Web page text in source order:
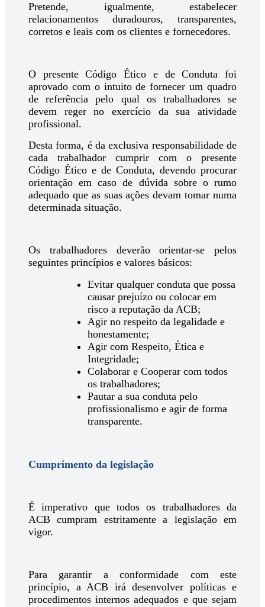
Pretende, igualmente, estabelecer
relacionamentos duradouros, transparentes,
corretos e leais com os clientes e fornecedores.
O presente Código Ético e de Conduta foi
aprovado com o intuito de fornecer um quadro
de referência pelo qual os trabalhadores se
devem reger no exercício da sua atividade
profissional.
Desta forma, é da exclusiva responsabilidade de
cada trabalhador cumprir com o presente
Código Ético e de Conduta, devendo procurar
orientação em caso de dúvida sobre o rumo
adequado que as suas ações devam tomar numa
determinada situação.
Os trabalhadores deverão orientar-se pelos
seguintes princípios e valores básicos:
Evitar qualquer conduta que possa
causar prejuízo ou colocar em
risco a reputação da ACB;
Agir no respeito da legalidade e
honestamente;
Agir com Respeito, Ética e
Integridade;
Colaborar e Cooperar com todos
os trabalhadores;
Pautar a sua conduta pelo
profissionalismo e agir de forma
transparente.
Cumprimento da legislação
É imperativo que todos os trabalhadores da
ACB cumpram estritamente a legislação em
vigor.
Para garantir a conformidade com este
princípio, a ACB irá desenvolver políticas e
procedimentos internos adequados e que sejam